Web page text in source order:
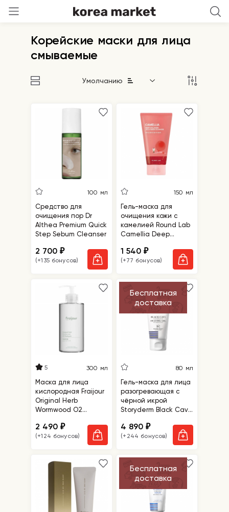
Корейские маски для лица
смываемые
Умолчанию
100 мл
Средство для
очищения пор Dr
Althea Premium Quick
Step Sebum Cleanser
2 700₽
(+135 бонусов)
150 мл
Гель-маска для
очищения кожи c
камелией Round Lab
Camellia Deep
Cleanser
1 540₽
(+77 бонусов)
5 300 мл
Маска для лица
кислородная Fraijour
Original Herb
Wormwood O2
2 490₽
(+124 бонусов)
Бесплатная
доставка
80 мл
Гель-маска для лица
разогревающая с
чёрной икрой
Storyderm Black Cavi
4 890₽
(+244 бонусов)
Бесплатная
доставка